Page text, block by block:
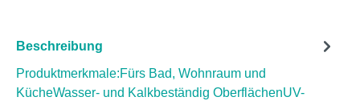
Beschreibung
Produktmerkmale:Fürs Bad, Wohnraum und
KücheWasser- und Kalkbeständig OberflächenUV-